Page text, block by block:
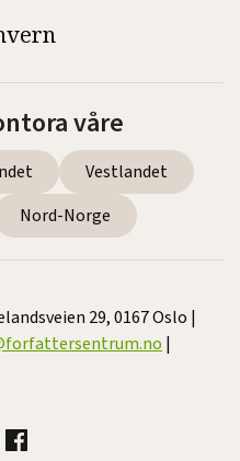
våre
Vestlandet
Nord-Norge
29, 0167 Oslo |
|